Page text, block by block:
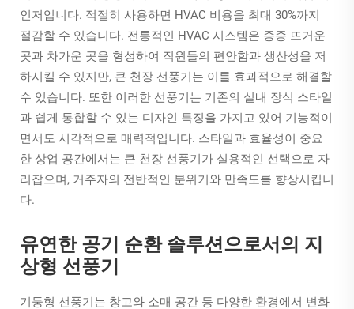
인저입니다. 적절히 사용하면 HVAC 비용을 최대 30%까지
절감할 수 있습니다. 전통적인 HVAC 시스템은 종종 뜨거운
곳과 차가운 곳을 형성하여 직원들의 편안함과 생산성을 저
하시킬 수 있지만, 큰 천장 선풍기는 이를 효과적으로 해결할
수 있습니다. 또한 이러한 선풍기는 기존의 실내 장식 스타일
과 쉽게 통합할 수 있는 디자인 특징을 가지고 있어 기능적이
면서도 시각적으로 매력적입니다. 스타일과 효율성이 중요
한 상업 공간에서는 큰 천장 선풍기가 실용적인 선택으로 자
리잡으며, 거주자의 전반적인 분위기와 만족도를 향상시킵니
다.
유연한 공기 순환 솔루션으로서의 지
상형 선풍기
기둥형 선풍기는 창고와 소매 공간 등 다양한 환경에서 변화